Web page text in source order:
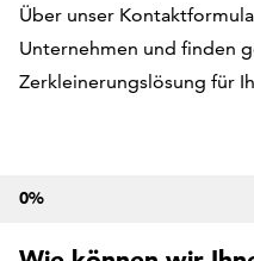
Über unser
Unternehmen und finden
Zerkleinerungslösung für
0%